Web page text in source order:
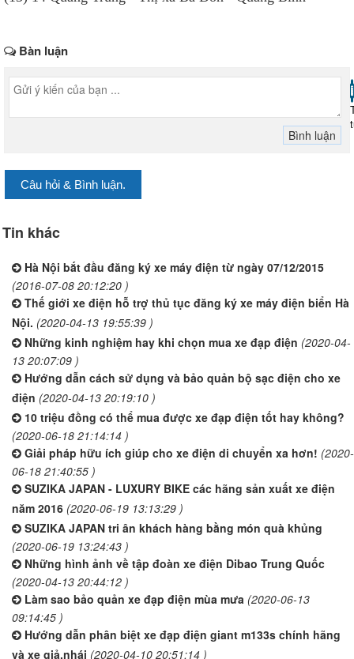
Bàn luận
Câu hỏi & Bình luận.
Tin khác
Hà Nội bắt đầu đăng ký xe máy điện từ ngày 07/12/2015
(2016-07-08 20:12:20 )
Thế giới xe điện hỗ trợ thủ tục đăng ký xe máy điện biển Hà
Nội. (2020-04-13 19:55:39 )
Những kinh nghiệm hay khi chọn mua xe đạp điện (2020-04-
13 20:07:09 )
Hướng dẫn cách sử dụng và bảo quản bộ sạc điện cho xe
điện (2020-04-13 20:19:10 )
10 triệu đồng có thể mua được xe đạp điện tốt hay không?
(2020-06-18 21:14:14 )
Giải pháp hữu ích giúp cho xe điện di chuyển xa hơn! (2020-
06-18 21:40:55 )
SUZIKA JAPAN - LUXURY BIKE các hãng sản xuất xe điện
năm 2016 (2020-06-19 13:13:29 )
SUZIKA JAPAN tri ân khách hàng bằng món quà khủng
(2020-06-19 13:24:43 )
Những hình ảnh về tập đoàn xe điện Dibao Trung Quốc
(2020-04-13 20:44:12 )
Làm sao bảo quản xe đạp điện mùa mưa (2020-06-13
09:14:45 )
Hướng dẫn phân biệt xe đạp điện giant m133s chính hãng
và xe giả,nhái (2020-04-10 20:51:14 )